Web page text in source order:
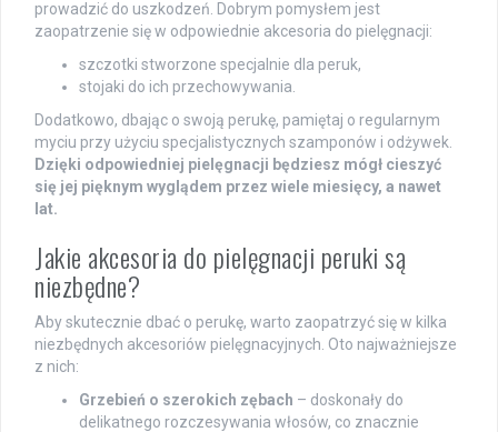
prowadzić do uszkodzeń. Dobrym pomysłem jest
zaopatrzenie się w odpowiednie akcesoria do pielęgnacji:
szczotki stworzone specjalnie dla peruk,
stojaki do ich przechowywania.
Dodatkowo, dbając o swoją perukę, pamiętaj o regularnym
myciu przy użyciu specjalistycznych szamponów i odżywek.
Dzięki odpowiedniej pielęgnacji będziesz mógł cieszyć
się jej pięknym wyglądem przez wiele miesięcy, a nawet
lat.
Jakie akcesoria do pielęgnacji peruki są
niezbędne?
Aby skutecznie dbać o perukę, warto zaopatrzyć się w kilka
niezbędnych akcesoriów pielęgnacyjnych. Oto najważniejsze
z nich:
Grzebień o szerokich zębach – doskonały do
delikatnego rozczesywania włosów, co znacznie